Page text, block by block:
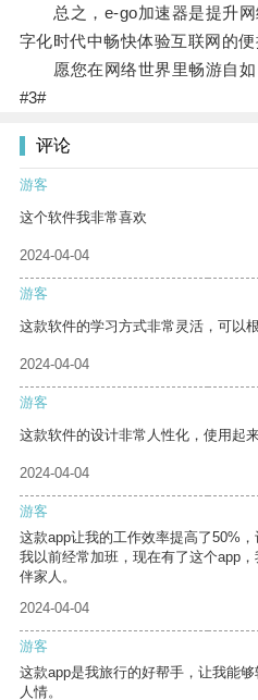
总之，e-go加速器是提升网
字化时代中畅快体验互联网的便
愿您在网络世界里畅游自如
#3#
评论
游客
这个软件我非常喜欢
2024-04-04
游客
这款软件的学习方式非常灵活，可以
2024-04-04
游客
这款软件的设计非常人性化，使用起来
2024-04-04
游客
这款app让我的工作效率提高了50%
我以前经常加班，现在有了这个app
伴家人。
2024-04-04
游客
这款app是我旅行的好帮手，让我能
人情。